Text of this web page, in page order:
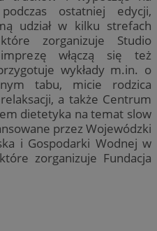
ostatniej edycji,
udział w kilku strefach
zorganizuje Studio
włączą się też
wykłady m.in. o
tabu, micie rodzica
a także Centrum
dietetyka na temat slow
przez Wojewódzki
i Gospodarki Wodnej w
zorganizuje Fundacja